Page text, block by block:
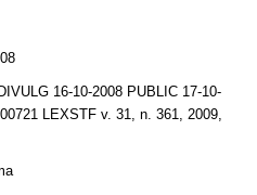
16-10-2008 PUBLIC 17-10-
LEXSTF v. 31, n. 361, 2009,